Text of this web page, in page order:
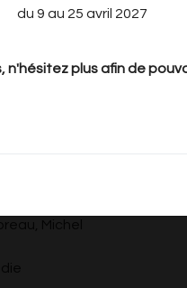
du 9 au 25 avril 2027
plus afin de
sans
et
de